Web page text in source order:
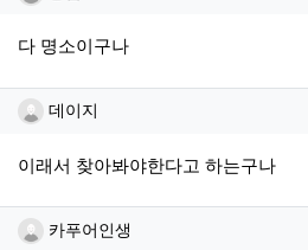
다 명소이구나
데이지님의 댓글
데이지
이래서 찾아봐야한다고 하는구나
카푸어인생님의 댓글
카푸어인생